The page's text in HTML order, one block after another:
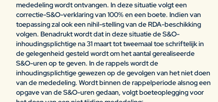
mededeling wordt ontvangen. In deze situatie volgt een
correctie-S&O-verklaring van 100% en een boete. Indien van
toepassing zal ook een nihil-stelling van de RDA-beschikking
volgen. Benadrukt wordt dat in deze situatie de S&O-
inhoudingsplichtige na 31 maart tot tweemaal toe schriftelijk in
de gelegenheid gesteld wordt om het aantal gerealiseerde
S&O-uren op te geven. In de rappels wordt de
inhoudingsplichtige gewezen op de gevolgen van het niet doen
van de mededeling. Wordt binnen de rappelperiode alsnog een
opgave van de S&O-uren gedaan, volgt boeteoplegging voor